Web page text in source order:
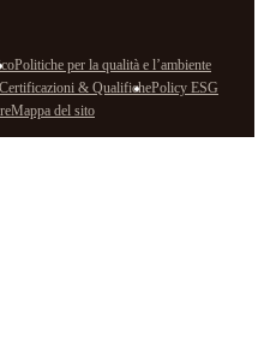
Politiche per la qualità e l’ambiente
Certificazioni & QualifichePolicy ESG
Mappa del sito